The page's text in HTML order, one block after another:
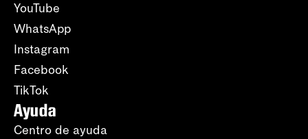
YouTube
WhatsApp
Instagram
Facebook
TikTok
Ayuda
Centro de ayuda